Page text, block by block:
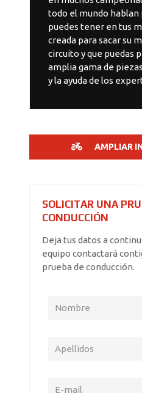
todo el mundo hablan
puedes tener en tus
creada para sacar su
circuito y que puedas
amplia gama de
y la ayuda de los
AMPLIAR
SOLICITAR UNA
CONDUCCIÓN
Deja tus datos a
equipo contactará
prueba de conducción.